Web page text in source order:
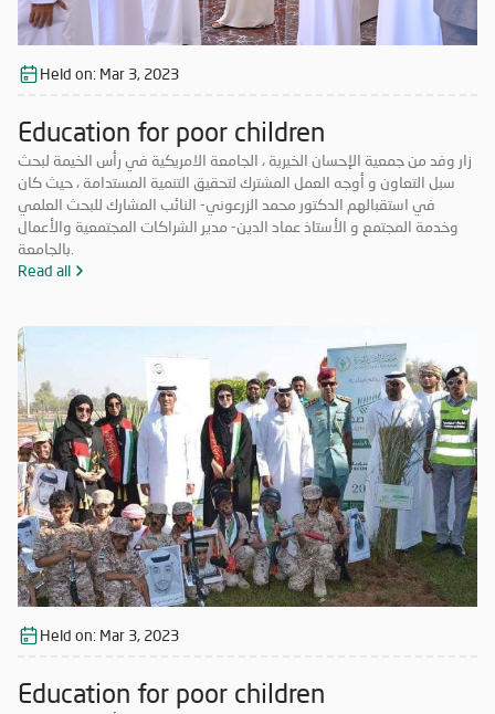
Held on: Mar 3, 2023
Education for poor children
زار وفد من جمعية الإحسان الخيرية ، الجامعة الامريكية في رأس الخيمة لبحث
سبل التعاون و أوجه العمل المشترك لتحقيق التنمية المستدامة ، حيث كان
في استقبالهم الدكتور محمد الزرعوني- النائب المشارك للبحث العلمي
وخدمة المجتمع و الأستاذ عماد الدين- مدير الشراكات المجتمعية والأعمال
Read all
Held on: Mar 3, 2023
Education for poor children